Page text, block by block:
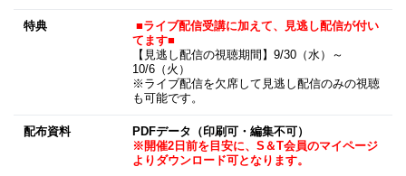
特典
■ライブ配信受講に加えて、見逃し配信が付い
てます■
【見逃し配信の視聴期間】9/30（水）～
10/6（火）
※ライブ配信を欠席して見逃し配信のみの視聴
も可能です。
配布資料
PDFデータ（印刷可・編集不可）
※開催2日前を目安に、S＆T会員のマイページ
よりダウンロード可となります。